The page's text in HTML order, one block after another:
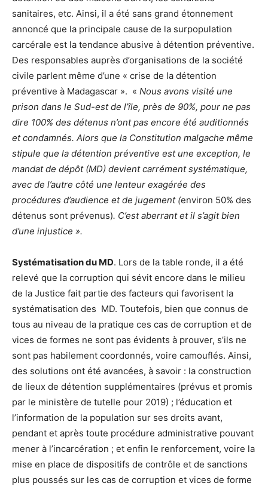
sanitaires, etc. Ainsi, il a été sans grand étonnement
annoncé que la principale cause de la surpopulation
carcérale est la tendance abusive à détention préventive.
Des responsables auprès d’organisations de la société
civile parlent même d’une « crise de la détention
préventive à Madagascar ». « Nous avons visité une
prison dans le Sud-est de l’île, près de 90%, pour ne pas
dire 100% des détenus n’ont pas encore été auditionnés
et condamnés. Alors que la Constitution malgache même
stipule que la détention préventive est une exception, le
mandat de dépôt (MD) devient carrément systématique,
avec de l’autre côté une lenteur exagérée des
procédures d’audience et de jugement (environ 50% des
détenus sont prévenus). C’est aberrant et il s’agit bien
d’une injustice ».
Systématisation du MD. Lors de la table ronde, il a été
relevé que la corruption qui sévit encore dans le milieu
de la Justice fait partie des facteurs qui favorisent la
systématisation des MD. Toutefois, bien que connus de
tous au niveau de la pratique ces cas de corruption et de
vices de formes ne sont pas évidents à prouver, s’ils ne
sont pas habilement coordonnés, voire camouflés. Ainsi,
des solutions ont été avancées, à savoir : la construction
de lieux de détention supplémentaires (prévus et promis
par le ministère de tutelle pour 2019) ; l’éducation et
l’information de la population sur ses droits avant,
pendant et après toute procédure administrative pouvant
mener à l’incarcération ; et enfin le renforcement, voire la
mise en place de dispositifs de contrôle et de sanctions
plus poussés sur les cas de corruption et vices de forme